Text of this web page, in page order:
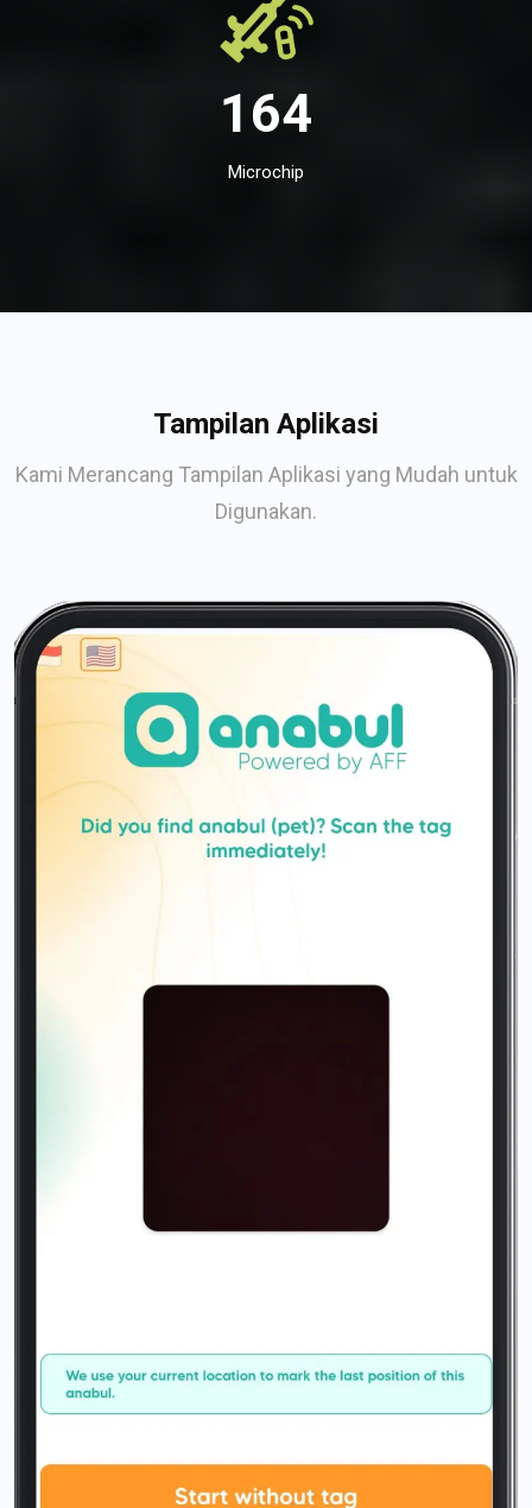
164
Microchip
Tampilan Aplikasi
Kami Merancang Tampilan Aplikasi yang Mudah untuk
Digunakan.